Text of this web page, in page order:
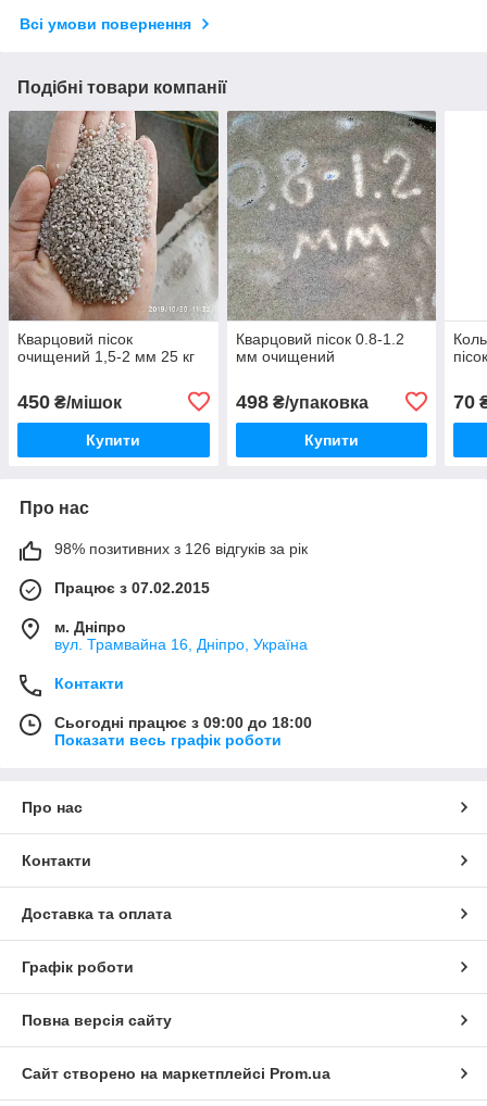
Всі умови повернення
Подібні товари компанії
Кварцовий пісок
очищений 1,5-2 мм 25 кг
450 ₴/мішок
Купити
Кварцовий пісок 0.8-1.2
мм очищений
498₴/упаковка
Купити
70
Про нас
98% позитивних з 126 відгуків за рік
Працює з 07.02.2015
м. Дніпро
вул. Трамвайна 16, Дніпро, Україна
Контакти
Сьогодні працює з 09:00 до 18:00
Показати весь графік роботи
Про нас
Контакти
Доставка та оплата
Графік роботи
Повна версія сайту
Сайт створено на маркетплейсі Prom.ua